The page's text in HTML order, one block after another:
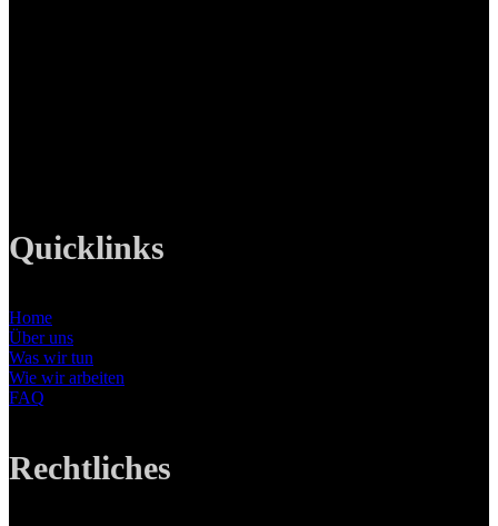
Quicklinks
Home
Über uns
Was wir tun
Wie wir arbeiten
FAQ
Rechtliches